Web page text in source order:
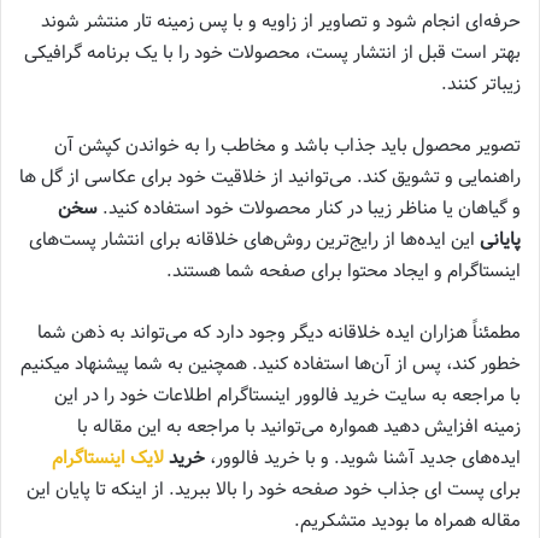
حرفه‌ای انجام شود و تصاویر از زاویه و با پس زمینه تار منتشر شوند
بهتر است قبل از انتشار پست، محصولات خود را با یک برنامه گرافیکی
زیباتر کنند.
تصویر محصول باید جذاب باشد و مخاطب را به خواندن کپشن آن
راهنمایی و تشویق کند. می‌توانید از خلاقیت خود برای عکاسی از گل‌ ها
و گیاهان یا مناظر زیبا در کنار محصولات خود استفاده کنید. سخن
پایانی این‌ ایده‌ها از رایج‌ترین روش‌های خلاقانه برای انتشار پست‌های
اینستاگرام و ایجاد محتوا برای صفحه شما هستند.
مطمئناً هزاران‌ ایده خلاقانه دیگر وجود دارد که می‌تواند به ذهن شما
خطور کند، پس از آن‌ها استفاده کنید. همچنین به شما پیشنهاد میکنیم
با مراجعه به سایت خرید فالوور اینستاگرام اطلاعات خود را در این
زمینه افزایش دهید همواره می‌توانید با مراجعه به این مقاله با‌
ایده‌های جدید آشنا شوید. و با خرید فالوور، خریدلایک اینستاگرام
برای پست ای جذاب خود صفحه خود را بالا ببرید. از اینکه تا پایان این
مقاله همراه ما بودید متشکریم.